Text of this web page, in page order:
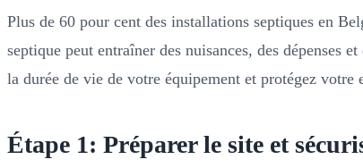
Plus de 60 pour cent des installations septiques en
septique peut entraîner des nuisances, des dépenses
la durée de vie de votre équipement et protégez votre
Étape 1: Préparer le site et